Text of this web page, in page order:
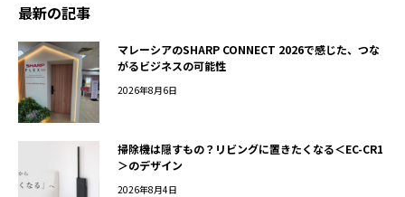
最新の記事
マレーシアのSHARP CONNECT 2026で感じた、つな
がるビジネスの可能性
2026年8月6日
掃除機は隠すもの？リビングに置きたくなる＜EC-CR1
＞のデザイン
2026年8月4日